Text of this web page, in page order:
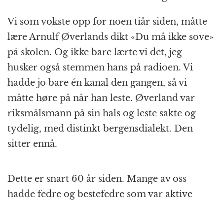
o
o
k
g
e
r
p
p
h
at
a
m
Vi som vokste opp for noen tiår siden, måtte
lære Arnulf Øverlands dikt «Du må ikke sove»
på skolen. Og ikke bare lærte vi det, jeg
husker også stemmen hans på radioen. Vi
hadde jo bare én kanal den gangen, så vi
måtte høre på når han leste. Øverland var
riksmålsmann på sin hals og leste sakte og
tydelig, med distinkt bergensdialekt. Den
sitter ennå.
Dette er snart 60 år siden. Mange av oss
hadde fedre og bestefedre som var aktive